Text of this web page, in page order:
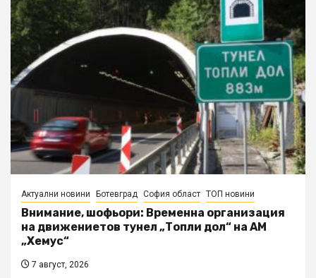
Актуални новини Ботевград София област ТОП новини
Внимание, шофьори: Временна организация
на движениетов тунел „Топли дол“ на АМ
„Хемус“
7 август, 2026